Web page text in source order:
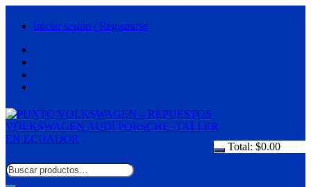
Iniciar sesión / Registrarse
Total: $0.00